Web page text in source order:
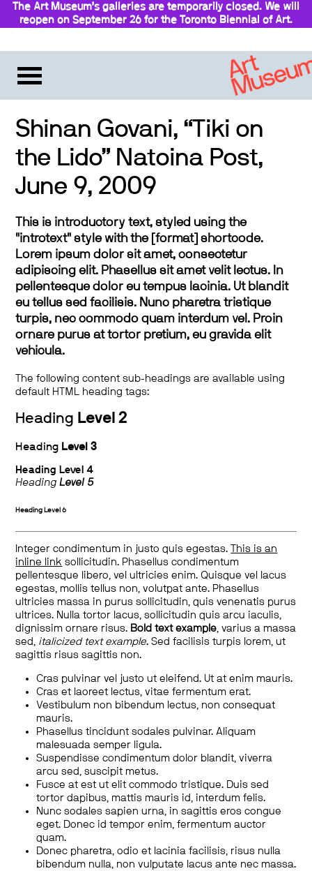
The Art Museum’s galleries are temporarily closed. We will
reopen on September 26 for the Toronto Biennial of Art.
Shinan Govani, “Tiki on
the Lido” Natoina Post,
June 9, 2009
This is introductory text, styled using the
"introtext" style with the [format] shortcode.
Lorem ipsum dolor sit amet, consectetur
adipiscing elit. Phasellus sit amet velit lectus. In
pellentesque dolor eu tempus lacinia. Ut blandit
eu tellus sed facilisis. Nunc pharetra tristique
turpis, nec commodo quam interdum vel. Proin
ornare purus at tortor pretium, eu gravida elit
vehicula.
The following content sub-headings are available using
default HTML heading tags:
Heading Level 2
Heading Level 3
Heading Level 4
HeadingLevel 5
Heading Level 6
Integer condimentum in justo quis egestas.
This is an
inline link sollicitudin. Phasellus condimentum
pellentesque libero, vel ultricies enim. Quisque vel lacus
egestas, mollis tellus non, volutpat ante. Phasellus
ultricies massa in purus sollicitudin, quis venenatis purus
ultrices. Nulla tortor lacus, sollicitudin quis arcu iaculis,
dignissim ornare risus. Bold text example, varius a massa
sed, italicized text example. Sed facilisis turpis lorem, ut
sagittis risus sagittis non.
Cras pulvinar vel justo ut eleifend. Ut at enim mauris.
Cras et laoreet lectus, vitae fermentum erat.
Vestibulum non bibendum lectus, non consequat
mauris.
Phasellus tincidunt sodales pulvinar. Aliquam
malesuada semper ligula.
Suspendisse condimentum dolor blandit, viverra
arcu sed, suscipit metus.
Fusce at est ut elit commodo tristique. Duis sed
tortor dapibus, mattis mauris id, interdum felis.
Nunc sodales sapien urna, in sagittis eros congue
eget. Donec id tempor enim, fermentum auctor
quam.
Donec pharetra, odio et lacinia facilisis, risus nulla
bibendum nulla, non vulputate lacus ante nec massa.